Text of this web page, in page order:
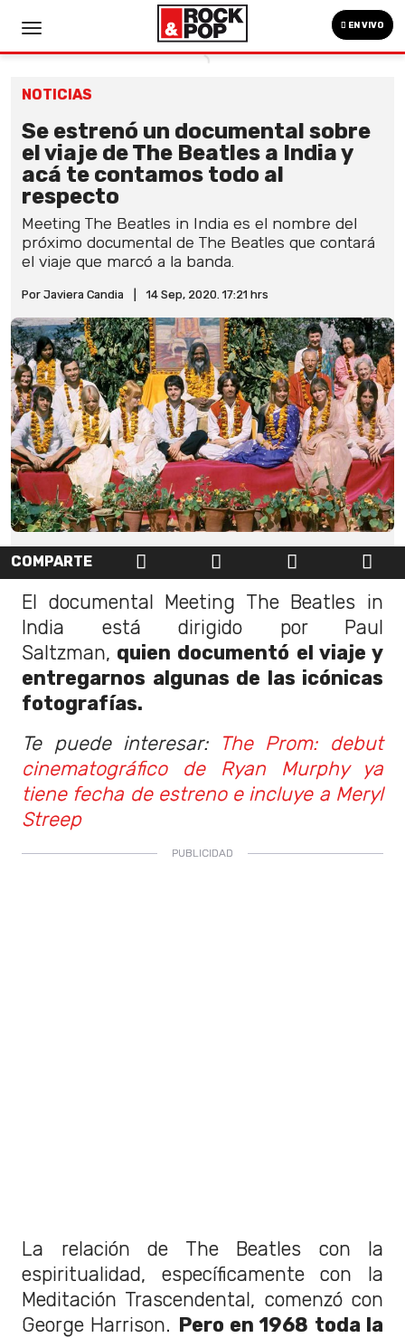
EN VIVO
NOTICIAS
Se estrenó un documental sobre
el viaje de The Beatles a India y
acá te contamos todo al
respecto
Meeting The Beatles in India es el nombre del
próximo documental de The Beatles que contará
el viaje que marcó a la banda.
Por Javiera Candia 14 Sep, 2020. 17:21 hrs
COMPARTE
El documental Meeting The Beatles in
India está dirigido por Paul
Saltzman, quien documentó el viaje y
entregarnos algunas de las icónicas
fotografías.
Te puede interesar:
The Prom: debut
cinematográfico de Ryan Murphy ya
tiene fecha de estreno e incluye a Meryl
Streep
La relación de The Beatles con la
espiritualidad, específicamente con la
Meditación Trascendental, comenzó con
George Harrison. Pero en 1968 toda la